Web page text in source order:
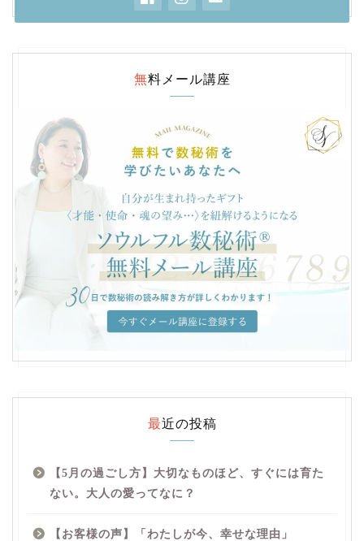
無料メール講座
最近の投稿
【5月の過ごし方】大切なものほど、すぐには育た
ない。大人の愛ってなに？
【お客様の声】「わたしが今、幸せな理由」